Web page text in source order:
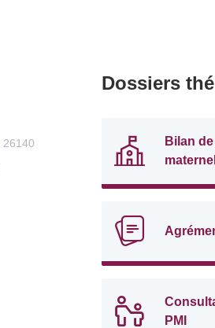
26140
Dossiers
Bilan
PMI